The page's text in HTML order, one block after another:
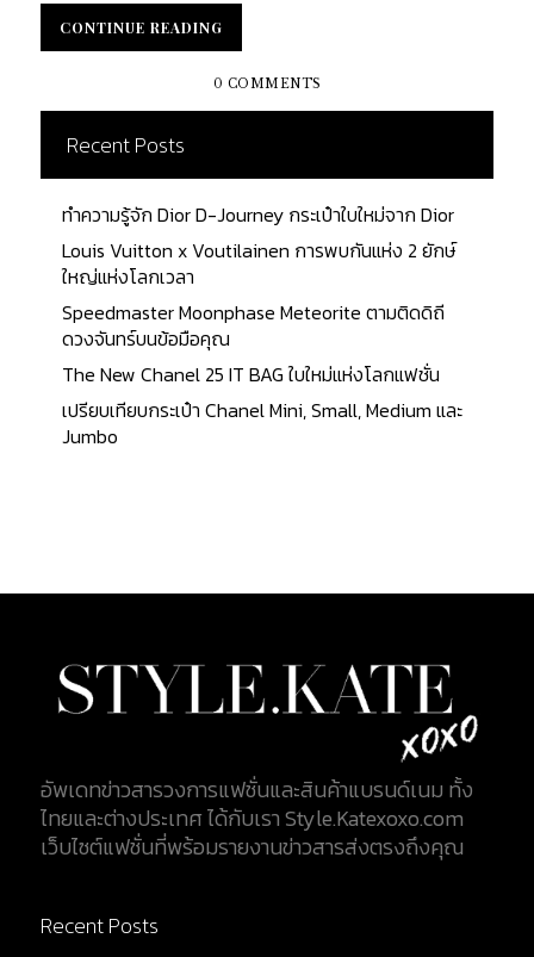
สินค้าแบรนด์เนมจึงเป็นสิ่งสำคัญ บทความนี้จะ
รวบรวมเคล็ดลับการดูแลรักษาแบรนด์เนมที่มี
ประสิทธิภาพไว้เป็นข้อๆ ดังนี้ การดูแลรักษาสินค้าแบ
รนด์เนม 1. การเก็บรักษาในที่เหมาะสม เก็บสินค้าในถุง
ผ้าหรือกล่องที่มาพร้อมสินค้าเพื่อป้องกันฝุ่น และ
ความชื้น หลีกเลี่ยงการเก็บในที่ที่มีแสงแดด หรือ ความ
ร้อนโดยตรง ซึ่งอาจทำให้สีซีดหรือวัสดุเสื่อมสภาพ 2.
การทำความสะอาดที่ถูกต้อง ใช้ผ้าสะอาด และนุ่มในการ
เช็ดฝุ่น และคราบสกปรกเบื้องต้น สำหรับกระเป๋าหนัง
ควรใช้น้ำยาทำความสะอาดหนังโดยเฉพาะ และหลีกเลี่ยง
การใช้น้ำ หรือ แอลกอฮอล์ ในส่วนของเครื่องประดับ
ควรใช้ผ้าขัดเงาที่ออกแบบมาสำหรับโลหะ หรือ เพชร
พลอย 3. การป้องกันความเสียหายจากการใช้งาน หลีก
เลี่ยงการใส่ของหนักเกินไปในกระเป๋า เพื่อป้องกันการ
เสียรูปทรง คุณสามารถใช้แผ่นกันรอยสำหรับอะไหล่
กระเป๋า หรือ หน้าปัดนาฬิกาที่ต้องการซื้อไว้ลงทุนโดย
สะอาด หรือ ซ่อมแซมที่ศูนย์บริการของแบรนด์กรณี
สิ่งที่ควรทำอีกหนึ่งประการ คือ การตรวจสอบความเสีย
หายเล็กๆ เช่น ซิป หรือ สายที่เริ่มชำรุด และซ่อมแซม
เวลานาน ควรใส่กระดาษดันทรง หรือ วัสดุที่ช่วยรักษา
ทรงสินค้าไว้ภายใน ในสินค้าบางตัวที่เป็นหนัง คุณ
สามารถใช้ซองกันชื้นเพื่อป้องกันความชื้นที่อาจทำให้
วัสดุเสียหาย และเชื้อราได้ 6. การเลือกใช้บริการมืออาชีพ
เท่านั้น ใช้บริการฟื้นฟูสภาพสินค้าจากผู้เชี่ยวชาญด้าน
CONTINUE READING
CONTINUE READING
0 COMMENTS
Recent Posts
ทำความรู้จัก Dior D-Journey กระเป๋าใบใหม่จาก Dior
Louis Vuitton x Voutilainen การพบกันแห่ง 2 ยักษ์
ใหญ่แห่งโลกเวลา
Speedmaster Moonphase Meteorite ตามติดดิถี
ดวงจันทร์บนข้อมือคุณ
The New Chanel 25 IT BAG ใบใหม่แห่งโลกแฟชั่น
เปรียบเทียบกระเป๋า Chanel Mini, Small, Medium และ
Jumbo
อัพเดทข่าวสารวงการแฟชั่นและสินค้าแบรนด์เนม ทั้ง
ไทยและต่างประเทศ ได้กับเรา Style.Katexoxo.com
เว็บไซต์แฟชั่นที่พร้อมรายงานข่าวสารส่งตรงถึงคุณ
Recent Posts